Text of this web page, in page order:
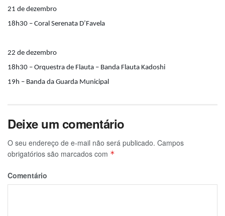
21 de dezembro
18h30 – Coral Serenata D’Favela
22 de dezembro
18h30 – Orquestra de Flauta – Banda Flauta Kadoshi
19h – Banda da Guarda Municipal
Deixe um comentário
O seu endereço de e-mail não será publicado. Campos
obrigatórios são marcados com *
Comentário